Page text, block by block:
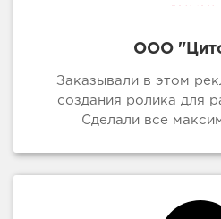
ООО
Заказывали в этом
создания ролика для
Сделали все